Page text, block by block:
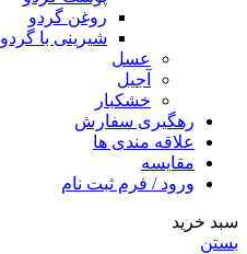
روغن گردو
شیرینی با گردو
عسل
آجیل
خشکبار
رهگیری سفارش
علاقه مندی ها
مقایسه
ورود / فرم ثبت نام
سبد خرید
بستن